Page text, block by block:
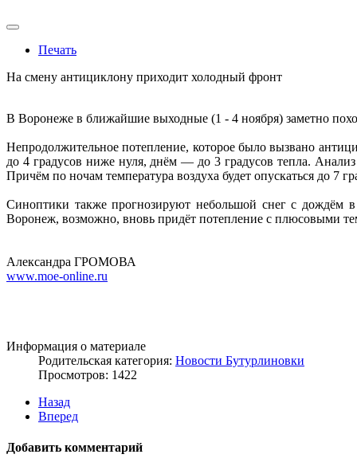
Печать
На смену антициклону приходит холодный фронт
В Воронеже в ближайшие выходные (1 - 4 ноября) заметно
Непродолжительное потепление, которое было вызвано
до 4 градусов ниже нуля, днём — до 3 градусов тепла.
Причём по ночам температура воздуха будет опускаться до 7
Синоптики также прогнозируют небольшой снег с дождём
Воронеж, возможно, вновь придёт потепление с плюсовыми
Александра ГРОМОВА
www.moe-online.ru
Информация о материале
Родительская категория: Новости Бутурлиновки
Просмотров: 1422
Назад
Вперед
Добавить комментарий